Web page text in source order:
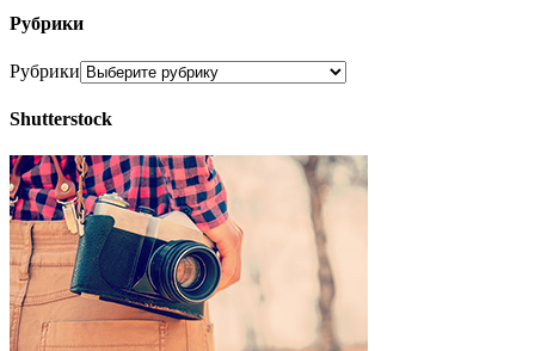
Рубрики
Рубрики
Shutterstock